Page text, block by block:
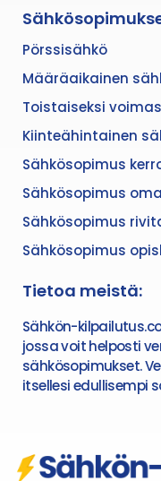
Pörssisähkö
Määräaikainen
Toistaiseksi
Kiinteähintainen
Sähkösopimus
Sähkösopimus
Sähkösopimus
Sähkösopimus
Tietoa meistä:
Sähkön-
jossa voit helposti
sähkösopimukset.
itsellesi edullisempi